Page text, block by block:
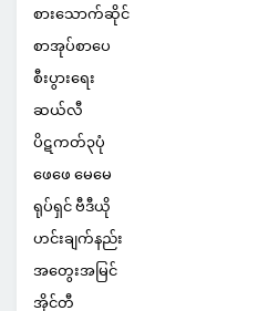
စားသောက်ဆိုင်
စာအုပ်စာပေ
စီးပွားရေး
ဆယ်လီ
ပိဋကတ်၃ပုံ
ဖေဖေ မေမေ
ရုပ်ရှင် ဗီဒီယို
ဟင်းချက်နည်း
အတွေးအမြင်
အိုင်တီ